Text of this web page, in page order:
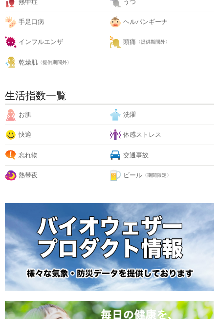
熱中症 うつ
手足口病 ヘルパンギーナ
インフルエンザ 頭痛 〈提供期間外〉
乾燥肌 〈提供期間外〉
生活指数一覧
お肌 洗濯
快適 体感ストレス
忘れ物 交通事故
熱帯夜 ビール 〈期間限定〉